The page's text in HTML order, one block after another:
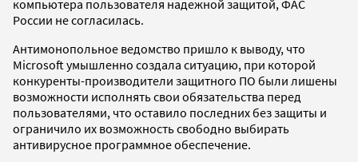
компьютера пользователя надежной защитой, ФАС
России не согласилась.
Антимонопольное ведомство пришло к выводу, что
Microsoft умышленно создала ситуацию, при которой
конкуренты-производители защитного ПО были лишены
возможности исполнять свои обязательства перед
пользователями, что оставило последних без защиты и
ограничило их возможность свободно выбирать
антивирусное программное обеспечение.